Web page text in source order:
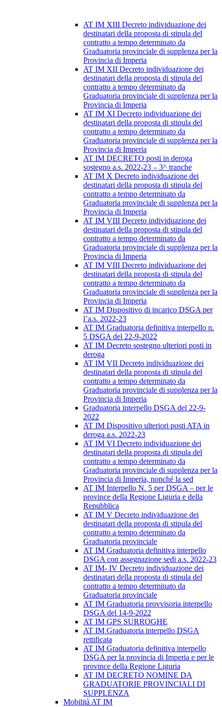
AT IM XIII Decreto individuazione dei
destinatari della proposta di stipula del
contratto a tempo determinato da
Graduatoria provinciale di supplenza per la
Provincia di Imperia
AT IM XII Decreto individuazione dei
destinatari della proposta di stipula del
contratto a tempo determinato da
Graduatoria provinciale di supplenza per la
Provincia di Imperia
AT IM XI Decreto individuazione dei
destinatari della proposta di stipula del
contratto a tempo determinato da
Graduatoria provinciale di supplenza per la
Provincia di Imperia
AT IM DECRETO posti in deroga
sostegno a.s. 2022-23 – 3^ tranche
AT IM X Decreto individuazione dei
destinatari della proposta di stipula del
contratto a tempo determinato da
Graduatoria provinciale di supplenza per la
Provincia di Imperia
AT IM VIII Decreto individuazione dei
destinatari della proposta di stipula del
contratto a tempo determinato da
Graduatoria provinciale di supplenza per la
Provincia di Imperia
AT IM VIII Decreto individuazione dei
destinatari della proposta di stipula del
contratto a tempo determinato da
Graduatoria provinciale di supplenza per la
Provincia di Imperia
AT IM Dispositivo di incarico DSGA per
l’a.s. 2022-23
AT IM Graduatoria definitiva interpello n.
5 DSGA del 22-9-2022
AT IM Decreto sostegno ulteriori posti in
deroga
AT IM VII Decreto individuazione dei
destinatari della proposta di stipula del
contratto a tempo determinato da
Graduatoria provinciale di supplenza per la
Provincia di Imperia
Graduatoria interpello DSGA del 22-9-
2022
AT IM Dispositivo ulteriori posti ATA in
deroga a.s. 2022-23
AT IM VI Decreto individuazione dei
destinatari della proposta di stipula del
contratto a tempo determinato da
Graduatoria provinciale di supplenza per la
Provincia di Imperia, nonché la sed
AT IM Interpello N. 5 per DSGA – per le
province della Regione Liguria e della
Repubblica
AT IM V Decreto individuazione dei
destinatari della proposta di stipula del
contratto a tempo determinato da
Graduatoria provinciale
AT IM Graduatoria definitiva interpello
DSGA con assegnazione sedi a.s. 2022-23
AT IM- IV Decreto individuazione dei
destinatari della proposta di stipula del
contratto a tempo determinato da
Graduatoria provinciale
AT IM Graduatoria provvisoria interpello
DSGA del 14-9-2022
AT IM GPS SURROGHE
AT IM Graduatoria interpello DSGA
rettificata
AT IM Graduatoria definitiva interpello
DSGA per la provincia di Imperia e per le
province della Regione Liguria
AT IM DECRETO NOMINE DA
GRADUATORIE PROVINCIALI DI
SUPPLENZA
Mobilità AT IM